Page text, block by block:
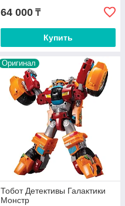
64 000 ₸
Купить
Оригинал
Тобот Детективы Галактики
Монстр